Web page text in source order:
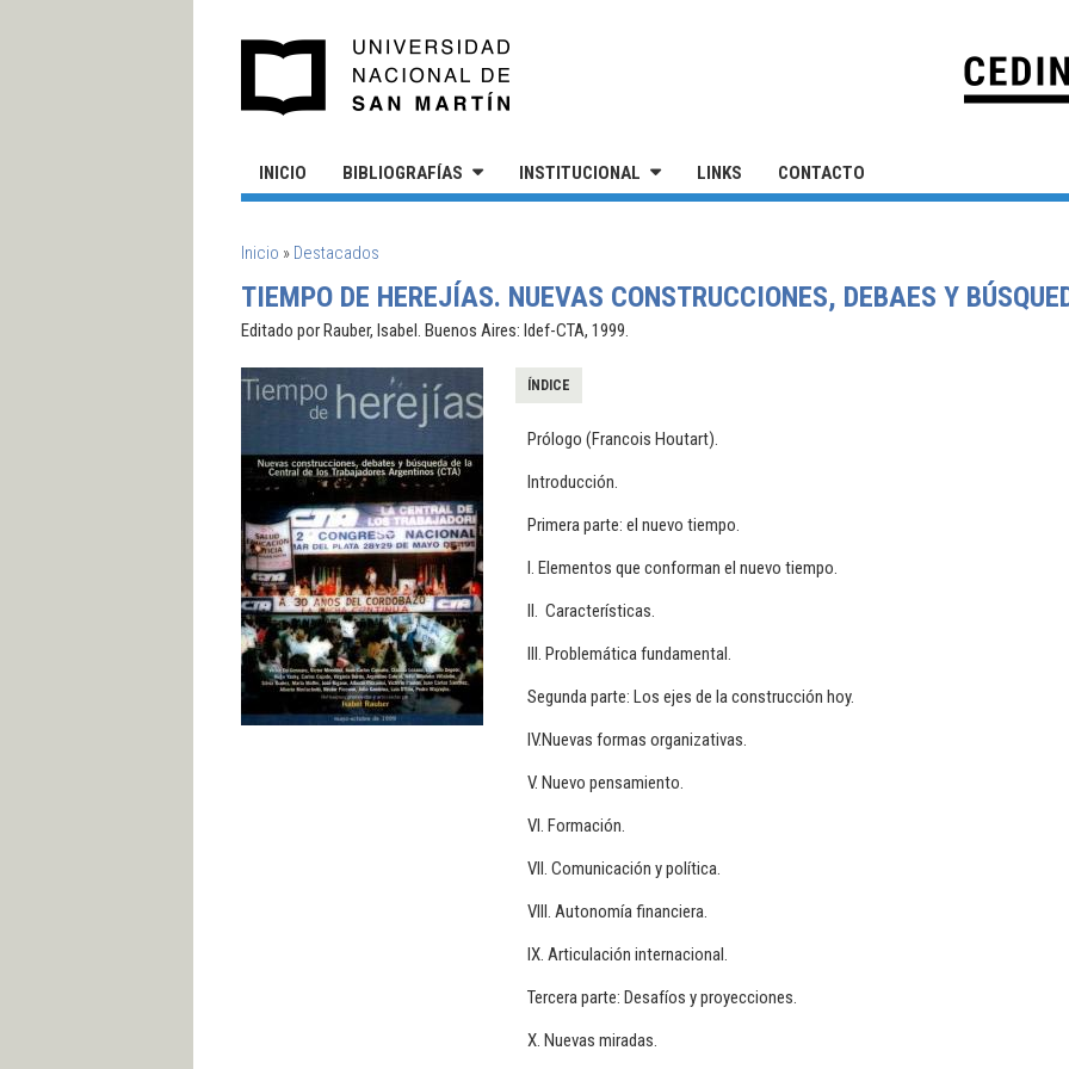
INICIO BIBLIOGRAFÍAS INSTITUCIONAL LINKS CONTACTO
SE ENCUENTRA USTED AQUÍ
Inicio » Destacados
TIEMPO DE HEREJÍAS. NUEVAS CONSTRUCCIONES, DEBAES Y
Editado por Rauber, Isabel. Buenos Aires: Idef-CTA, 1999.
ÍNDICE
Prólogo (Francois Houtart).
Introducción.
Primera parte: el nuevo tiempo.
I. Elementos que conforman el nuevo tiempo.
II. Características.
III. Problemática fundamental.
Segunda parte: Los ejes de la construcción hoy.
IV.Nuevas formas organizativas.
V. Nuevo pensamiento.
VI. Formación.
VII. Comunicación y política.
VIII. Autonomía financiera.
IX. Articulación internacional.
Tercera parte: Desafíos y proyecciones.
X. Nuevas miradas.